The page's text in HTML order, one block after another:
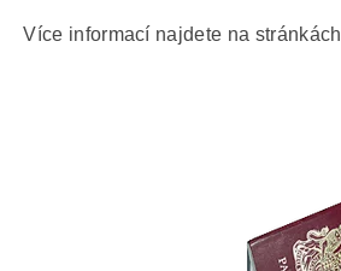
Více informací najdete na stránkách